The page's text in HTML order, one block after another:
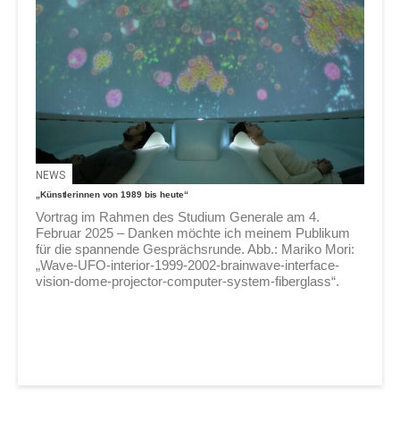
NEWS
„Künstlerinnen von 1989 bis heute“
Vortrag im Rahmen des Studium Generale am 4.
Februar 2025 – Danken möchte ich meinem Publikum
für die spannende Gesprächsrunde. Abb.: Mariko Mori:
„Wave-UFO-interior-1999-2002-brainwave-interface-
vision-dome-projector-computer-system-fiberglass“.